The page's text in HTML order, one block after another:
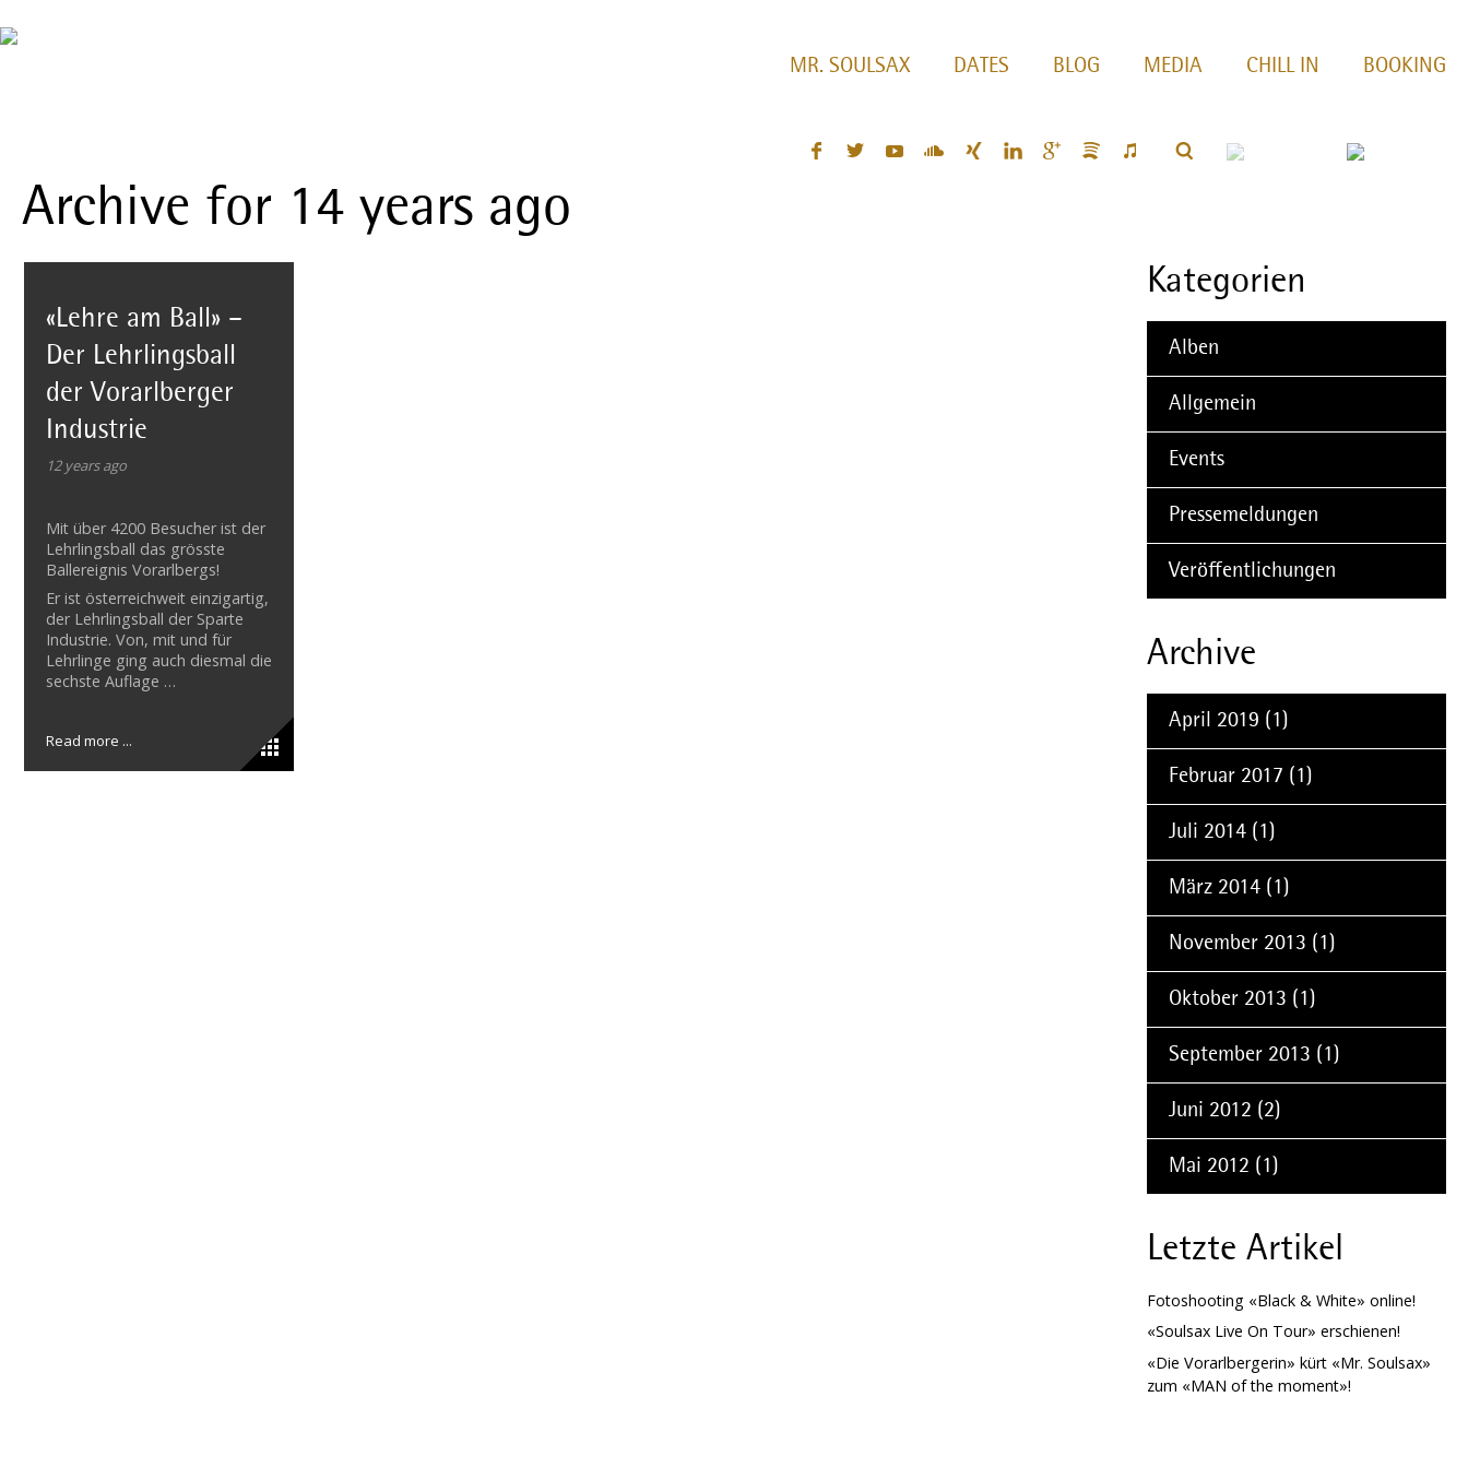
MR. SOULSAX DATES BLOG MEDIA CHILL IN BOOKING
Archive for 14 years ago
«Lehre am Ball» –
Der Lehrlingsball
der Vorarlberger
Industrie
12 years ago
Mit über 4200 Besucher ist der
Lehrlingsball das grösste
Ballereignis Vorarlbergs!
Er ist österreichweit einzigartig,
der Lehrlingsball der Sparte
Industrie. Von, mit und für
Lehrlinge ging auch diesmal die
sechste Auflage …
Read more ...
Kategorien
Alben
Allgemein
Events
Pressemeldungen
Veröffentlichungen
Archive
April 2019 (1)
Februar 2017 (1)
Juli 2014 (1)
März 2014 (1)
November 2013 (1)
Oktober 2013 (1)
September 2013 (1)
Juni 2012 (2)
Mai 2012 (1)
Letzte Artikel
Fotoshooting «Black & White» online!
«Soulsax Live On Tour» erschienen!
«Die Vorarlbergerin» kürt «Mr. Soulsax»
zum «MAN of the moment»!